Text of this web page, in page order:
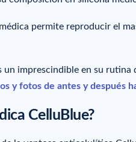
permite reproducir el
imprescindible en su rutina
y fotos de antes y después
CelluBlue?